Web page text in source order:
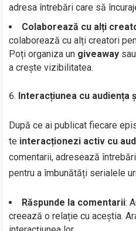
adresa întrebări care să
Colaborează cu alți
colaborează cu alți creatori
Poți organiza un giveaway
a crește vizibilitatea.
Interacțiunea cu audiența
După ce ai publicat fiecare
te interacționezi activ cu
comentarii, adresează
pentru a îmbunătăți serialele
Răspunde la comentarii:
creează o relație cu aceștia.